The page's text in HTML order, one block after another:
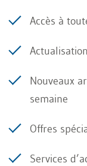
Accès à
Nouveaux
semaine
Offres
Services